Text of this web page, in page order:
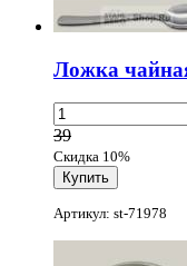
Ложка
39
Скидка 10%
Артикул: st-71978